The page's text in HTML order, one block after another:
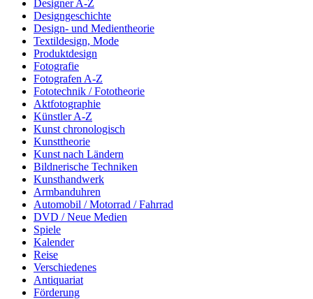
Designer A-Z
Designgeschichte
Design- und Medientheorie
Textildesign, Mode
Produktdesign
Fotografie
Fotografen A-Z
Fototechnik / Fototheorie
Aktfotographie
Künstler A-Z
Kunst chronologisch
Kunsttheorie
Kunst nach Ländern
Bildnerische Techniken
Kunsthandwerk
Armbanduhren
Automobil / Motorrad / Fahrrad
DVD / Neue Medien
Spiele
Kalender
Reise
Verschiedenes
Antiquariat
Förderung